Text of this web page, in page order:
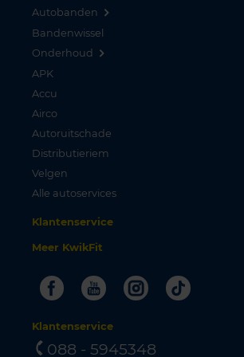
Autobanden
Bandenwissel
Onderhoud
APK
Accu
Airco
Autoruitschade
Distributieriem
Velgen
Alle autoservices
Klantenservice
Meer KwikFit
FacebookYoutubeInstagram
Tiktok
Klantenservice
088 - 5945348